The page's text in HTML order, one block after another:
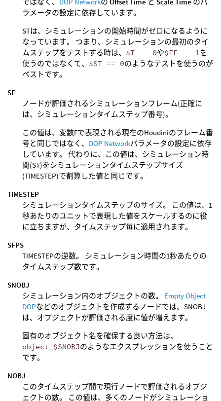
ラメータの設定に依存しています。
STは、シミュレーションの開始時間がゼロになるように
なっています。 つまり、シミュレーションの最初のタイ
ムステップをテストする時は、 $T == 0や$FF == 1を
使うのではなくて、 $ST == 0のようなテストを使うのが
ベストです。
SF
ノードが評価されるシミュレーションフレーム(正確に
は、シミュレーションタイムステップ番号)。
この値は、変数Fで表現される現在のHoudiniのフレーム番
号と同じではなく、 DOP Networkパラメータの設定に依存
しています。 代わりに、この値は、シミュレーション時
間(ST)をシミュレーションタイムステップサイズ
(TIMESTEP)で割算した値と同じです。
TIMESTEP
シミュレーションタイムステップのサイズ。 この値は、1
秒あたりのユニットで表現した値をスケールするのに役
に立ちますが、タイムステップ毎に適用されます。
SFPS
TIMESTEPの逆数。 シミュレーション時間の1秒あたりの
タイムステップ数です。
SNOBJ
シミュレーション内のオブジェクトの数。 Empty Object
DOPなどのオブジェクトを作成するノードでは、SNOBJ
は、オブジェクトが評価される度に値が増えます。
固有のオブジェクト名を確保する良い方法は、
object_$SNOBJのようなエクスプレッションを使うこと
です。
NOBJ
このタイムステップ間で現行ノードで評価されるオブジ
ェクトの数。 この値は、多くのノードがシミュレーショ